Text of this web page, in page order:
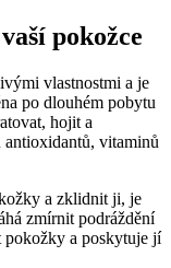
⁣pokožce
‌vlastnostmi a ​je
⁤po dlouhém pobytu
hojit a
antioxidantů, ⁣vitaminů
a zklidnit ji, je
zmírnit podráždění
pokožky a poskytuje jí